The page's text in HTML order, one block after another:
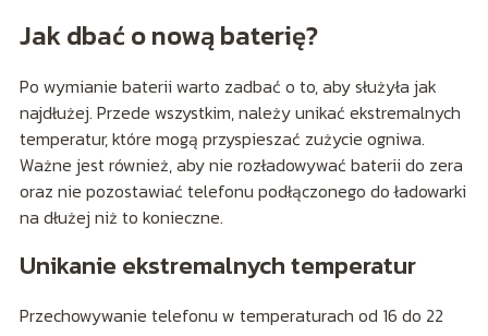
Jak dbać o nową baterię?
Po wymianie baterii warto zadbać o to, aby służyła jak
najdłużej. Przede wszystkim, należy unikać ekstremalnych
temperatur, które mogą przyspieszać zużycie ogniwa.
Ważne jest również, aby nie rozładowywać baterii do zera
oraz nie pozostawiać telefonu podłączonego do ładowarki
na dłużej niż to konieczne.
Unikanie ekstremalnych temperatur
Przechowywanie telefonu w temperaturach od 16 do 22